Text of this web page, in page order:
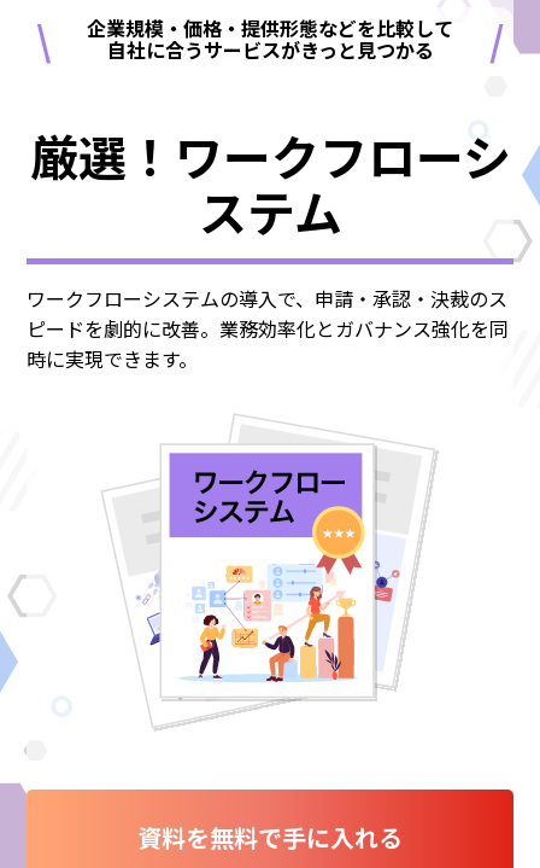
\ 企業規模・価格・提供形態などを比較して
自社に合うサービスがきっと見つかる /
厳選！ワークフローシ
ステム
ワークフローシステムの導入で、申請・承認・決裁のス
ピードを劇的に改善。業務効率化とガバナンス強化を同
時に実現できます。
資料を無料で手に入れる